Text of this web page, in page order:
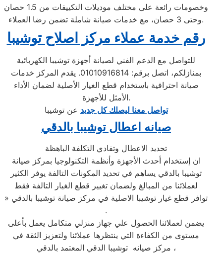
وخصومات رائعة على مختلف موديلات التكييفات من 1.5 حصان
وحتى 3 حصان، مع خدمات صيانة شاملة تضمن رضا العملاء.
رقم خدمة عملاء مركز اصلاح توشيبا
للتواصل مع الدعم الفني لصيانة أجهزة توشيبا الكهربائية
بمنازلكم، اتصل برقم: 01010916814. يقدم المركز خدمات
صيانة احترافية باستخدام قطع الغيار الأصلية لضمان الأداء
الأمثل للأجهزة.
تواصل معنا ليصلك كل جديد عن توشيبا
صيانه اعطال توشيبا بالدقي
تحديد الاعطال وتفادي التكلفة الباهظة
ان إستخدام أحدث الأجهزة وأنظمة التكنولوجيا بمركز صيانة
توشيبا بالدقي يساهم في تحديد المكونات التالفة يوفر الكثير
لعملائنا من المبالغ ولضمان تغيير قطع الغيار التالفة فقط
» توافر قطع غيار توشيبا الاصلية في مركز صيانة توشيبا بالدقي
.
يضمن لعملائنا الحصول علي جهاز منزلي متكامل يعمل بأعلى
مستوى من الكفاءة التي ينتظرها عملائنا ولتعزيز الثقة في
مركز صيانه توشيبا الدقي المعتمد بالدقي ،